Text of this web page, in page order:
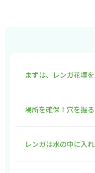
まずは、レンガ花壇
場所を確保！穴を掘る
レンガは水の中に入